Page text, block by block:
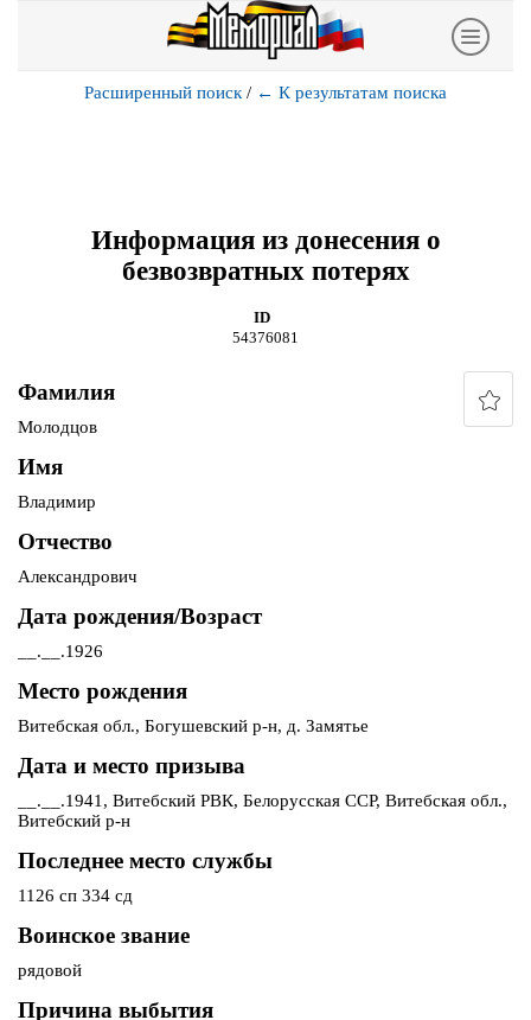
Расширенный поиск / ← К результатам поиска
Информация из донесения о
безвозвратных потерях
ID
54376081
Фамилия
Молодцов
Имя
Владимир
Отчество
Александрович
Дата рождения/Возраст
__.__.1926
Место рождения
Витебская обл., Богушевский р-н, д. Замятье
Дата и место призыва
__.__.1941, Витебский РВК, Белорусская ССР, Витебская обл.,
Витебский р-н
Последнее место службы
1126 сп 334 сд
Воинское звание
рядовой
Причина выбытия